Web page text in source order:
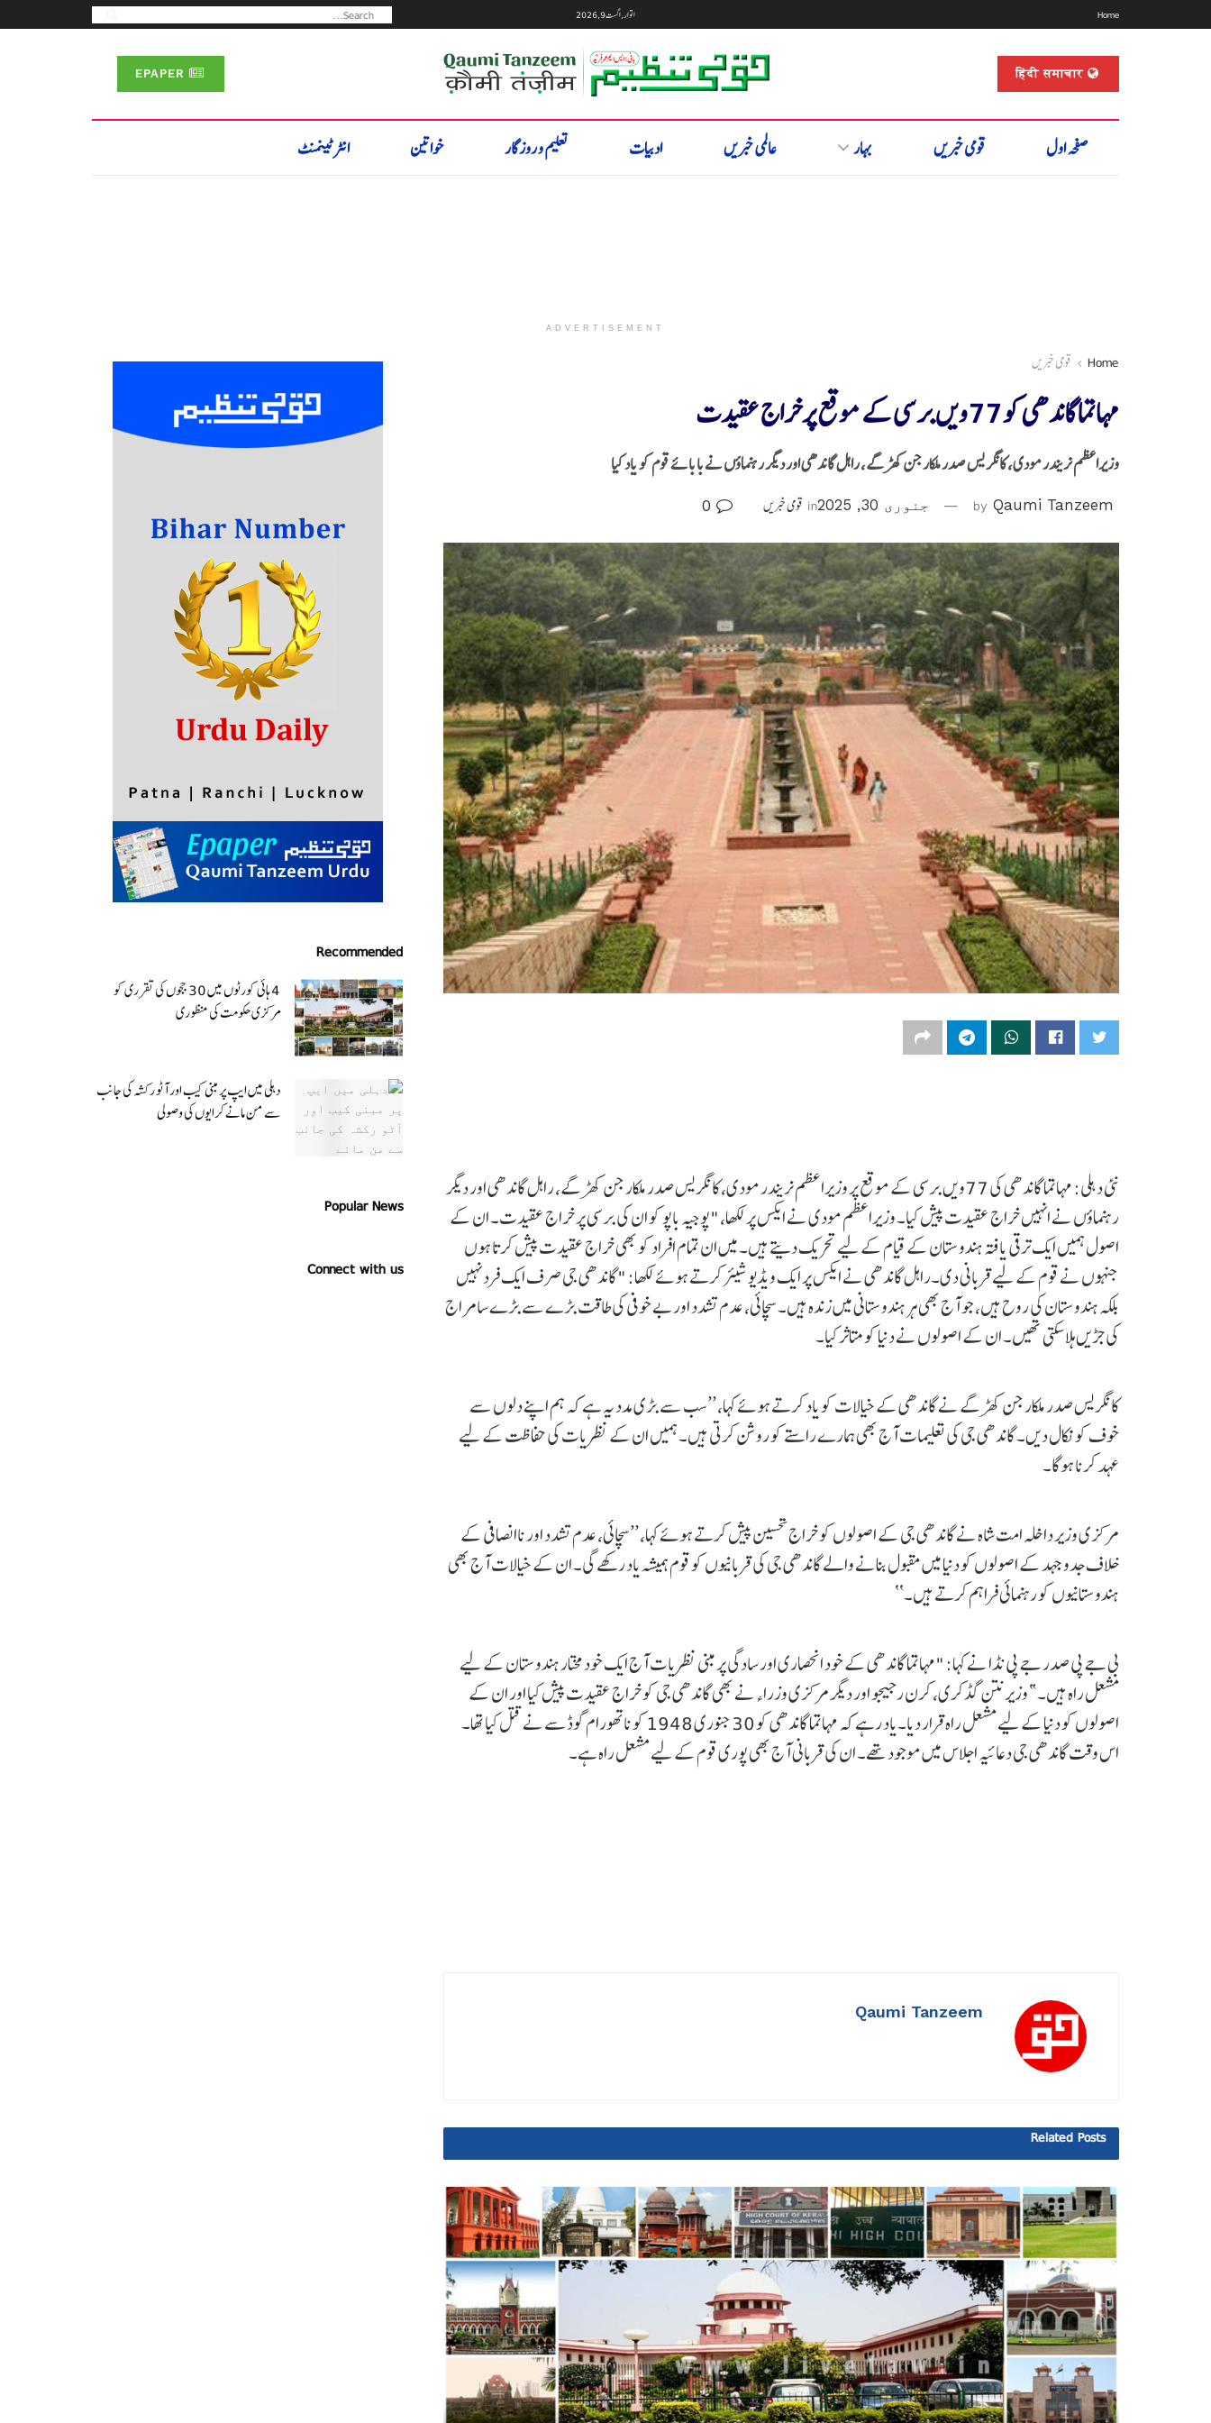
Home اتوار, اگست 9, 2026
हिंदी समाचार
صفحہ اول قومی خبریں بہار عالمی خبریں ادبیات تعلیم و روزگار خواتین انٹرٹینمنٹ
ADVERTISEMENT
Home قومی خبریں
مہاتما گاندھی کو 77ویں برسی کے موقع پرخراج عقیدت
وزیراعظم نریندر مودی، کانگریس صدر ملکارجن کھڑگے، راہل گاندھی اور دیگر رہنماؤں نےبابائے قوم کو یاد کیا
by Qaumi Tanzeem جنوری 30, 2025 in قومی خبریں
نئی دہلی: مہاتما گاندھی کی 77ویں برسی کے موقع پر وزیراعظم نریندر مودی، کانگریس صدر ملکارجن کھڑگے، راہل گاندھی اور دیگر
رہنماؤں نے انہیں خراج عقیدت پیش کیا۔ وزیراعظم مودی نے ایکس پر لکھا، "پوجیہ باپو کو ان کی برسی پر خراج عقیدت۔ ان کے
اصول ہمیں ایک ترقی یافتہ ہندوستان کے قیام کے لیے تحریک دیتے ہیں۔ میں ان تمام افراد کو بھی خراج عقیدت پیش کرتا ہوں
جنہوں نے قوم کے لیے قربانی دی۔راہل گاندھی نے ایکس پر ایک ویڈیو شیئر کرتے ہوئے لکھا: "گاندھی جی صرف ایک فرد نہیں
بلکہ ہندوستان کی روح ہیں، جو آج بھی ہر ہندوستانی میں زندہ ہیں۔ سچائی، عدم تشدد اور بے خوفی کی طاقت بڑے سے بڑے سامراج
کی جڑیں ہلا سکتی تھیں۔ ان کے اصولوں نے دنیا کو متاثر کیا۔
کانگریس صدر ملکارجن کھڑگے نے گاندھی کے خیالات کو یاد کرتے ہوئے کہا، ’’سب سے بڑی مدد یہ ہے کہ ہم اپنے دلوں سے
خوف کو نکال دیں۔ گاندھی جی کی تعلیمات آج بھی ہمارے راستے کو روشن کرتی ہیں۔ ہمیں ان کے نظریات کی حفاظت کے لیے
عہد کرنا ہوگا۔
مرکزی وزیر داخلہ امت شاہ نے گاندھی جی کے اصولوں کو خراج تحسین پیش کرتے ہوئے کہا، ’’سچائی، عدم تشدد اور ناانصافی کے
خلاف جدوجہد کے اصولوں کو دنیا میں مقبول بنانے والے گاندھی جی کی قربانیوں کو قوم ہمیشہ یاد رکھے گی۔ ان کے خیالات آج بھی
ہندوستانیوں کو رہنمائی فراہم کرتے ہیں۔‘‘
بی جے پی صدر جے پی نڈا نے کہا: "مہاتما گاندھی کے خود انحصاری اور سادگی پر مبنی نظریات آج ایک خود مختار ہندوستان کے لیے
مشعل راہ ہیں۔” وزیر نتن گڈکری، کرن رجیجو اور دیگر مرکزی وزراء نے بھی گاندھی جی کو خراج عقیدت پیش کیا اور ان کے
اصولوں کو دنیا کے لیے مشعل راہ قرار دیا۔یاد رہے کہ مہاتما گاندھی کو 30 جنوری 1948 کو ناتھورام گوڈسے نے قتل کیا تھا۔
اس وقت گاندھی جی دعائیہ اجلاس میں موجود تھے۔ ان کی قربانی آج بھی پوری قوم کے لیے مشعل راہ ہے۔
Qaumi Tanzeem
Related Posts
Recommended
4 ہائی کورٹوں میں 30 ججوں کی تقرری کو
مرکزی حکومت کی منظوری
دہلی میں ایپ پر مبنی کیب اور آٹو رکشہ کی جانب
سے من مانے کرایوں کی وصولی
Popular News
Connect with us